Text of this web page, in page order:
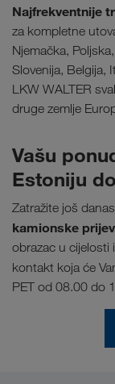
Najfrekventnije
za kompletne
Njemačka,
Slovenija, Belgija,
LKW WALTER
druge zemlje
Vašu
Estoniju
Zatražite još danas
kamionske
obrazac u cijelosti
kontakt koja će
PET od 08.00 do